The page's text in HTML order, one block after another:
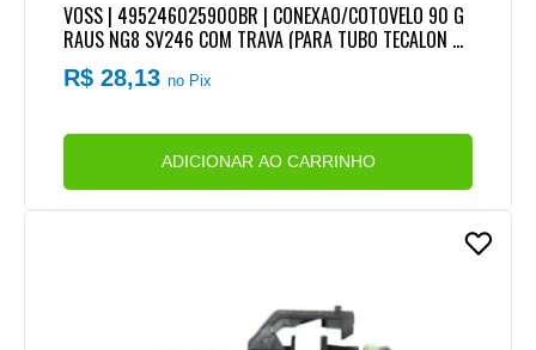
VOSS | 495246025900BR | CONEXAO/COTOVELO 90 G
RAUS NG8 SV246 COM TRAVA (PARA TUBO TECALON 8
MM 8X6)
R$ 28,13no Pix
ADICIONAR AO CARRINHO